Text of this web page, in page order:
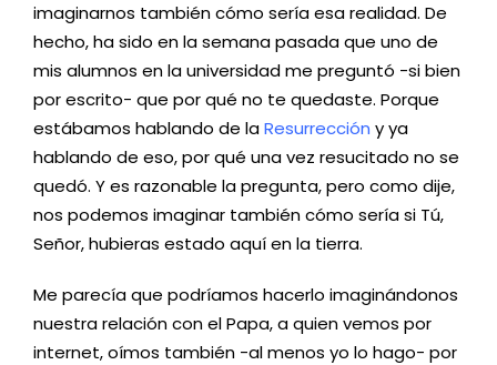
imaginarnos también cómo sería esa realidad. De
hecho, ha sido en la semana pasada que uno de
mis alumnos en la universidad me preguntó -si bien
por escrito- que por qué no te quedaste. Porque
estábamos hablando de laResurrección y ya
hablando de eso, por qué una vez resucitado no se
quedó. Y es razonable la pregunta, pero como dije,
nos podemos imaginar también cómo sería si Tú,
Señor, hubieras estado aquí en la tierra.
Me parecía que podríamos hacerlo imaginándonos
nuestra relación con el Papa, a quien vemos por
internet, oímos también -al menos yo lo hago- por